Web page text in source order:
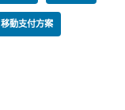
移動支付方案